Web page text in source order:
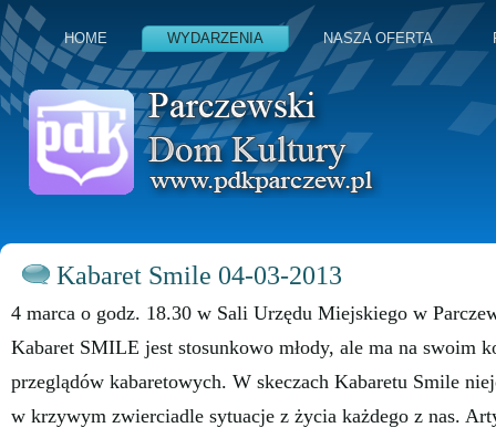
HOME WYDARZENIA NASZA OFERTA
Kabaret Smile 04-03-2013
4 marca o godz. 18.30 w Sali Urzędu Miejskiego w
Kabaret SMILE jest stosunkowo młody, ale ma na swoim
przeglądów kabaretowych. W skeczach Kabaretu Smile
w krzywym zwierciadle sytuacje z życia każdego z nas.